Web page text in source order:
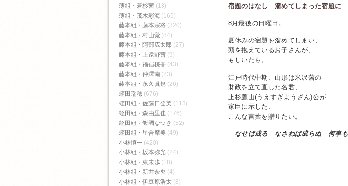
宿題のはなし 溜めてしまった宿題に
8月最後の日曜日。
夏休みの宿題を溜めてしまい、
頭を抱えているお子さんが、
もしいたら。
江戸時代中期、山形は米沢藩の
財政を立て直した名君、
上杉鷹山(うえすぎようざん)公が
家臣に示した、
こんな言葉を贈りたい。
なせば成る なさねば成らぬ 何事も
薄組・若杉茜 (13)
薄組・茂木彩海 (165)
藤本組・藤本宗将 (320)
藤本組・村山覚 (84)
藤本組・阿部広太郎 (27)
藤本組・上遠野茜 (9)
藤本組・福宿桃香‬ (43)
藤本組・仲澤南 (23)
藤本組・永久眞規 (26)
蛭田瑞穂 (676)
蛭田組・佐藤日登美 (113)
蛭田組・森由里佳 (176)
蛭田組・飯國なつき (52)
蛭田組・星合摩美 (49)
小林慎一 (420)
小林組・坂本弥光 (24)
小林組・東未歩 (18)
小林組・新井奈央 (4)
小林組・伊豆原浩太 (8)